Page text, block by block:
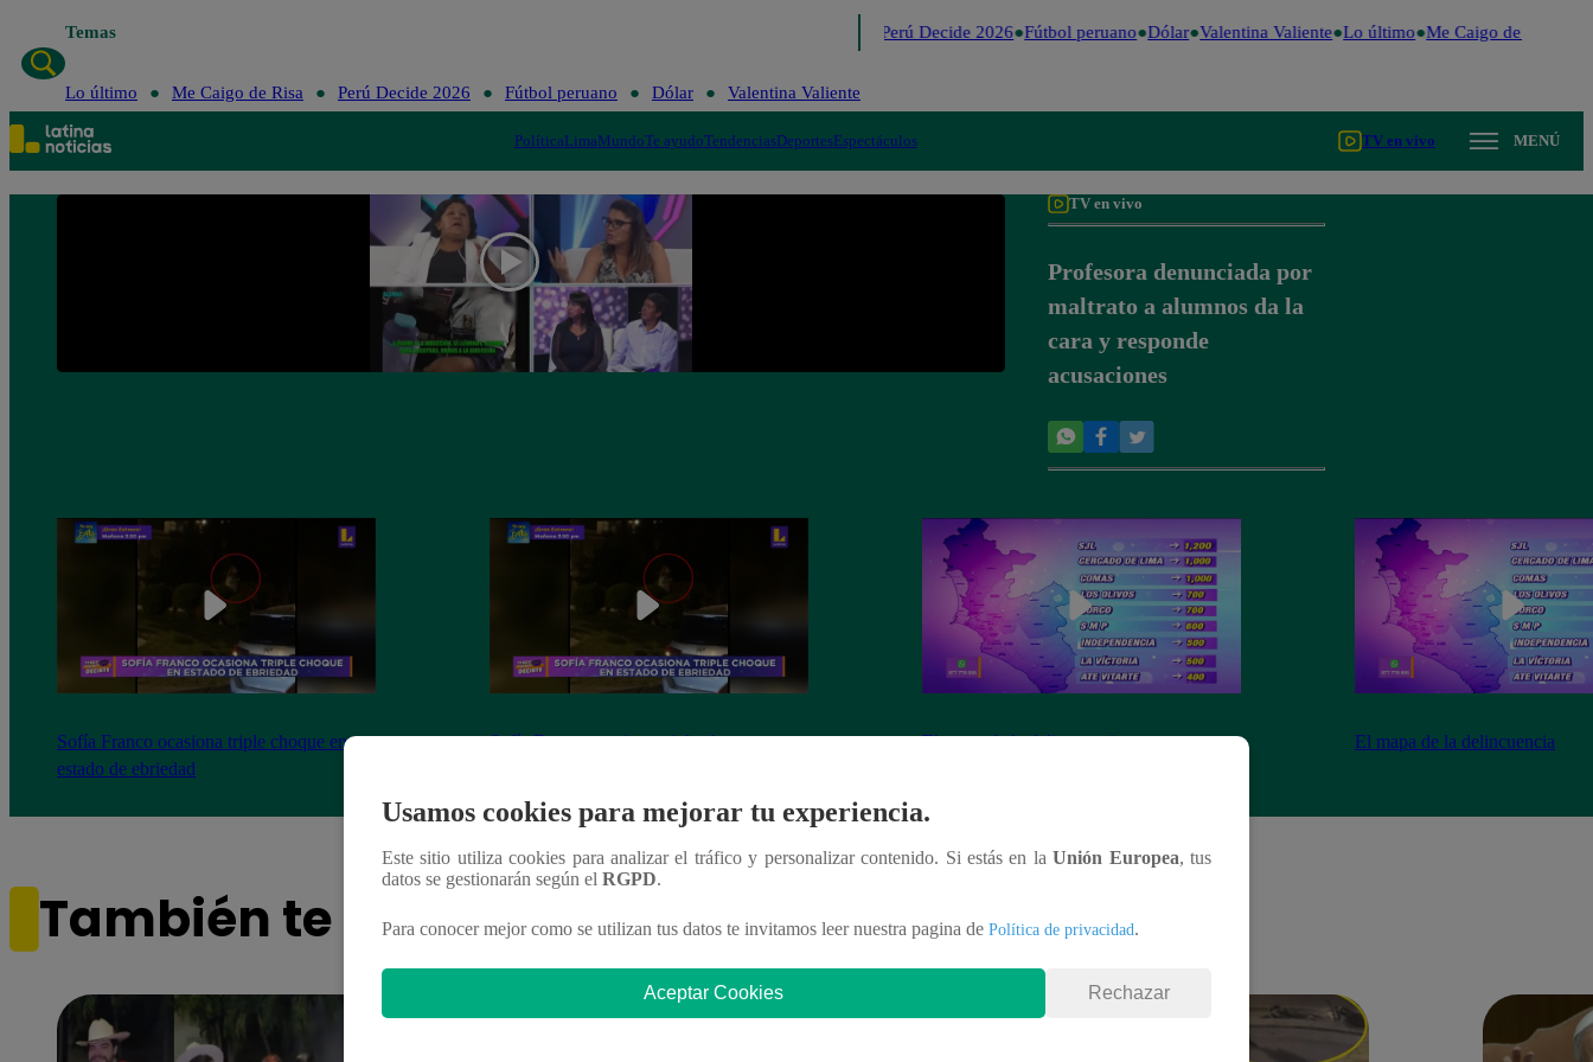
Temas Perú Decide 2026 Fútbol peruano Dólar Valentina Valiente Lo último Me Caigo de Risa
Lo último Me Caigo de Risa Perú Decide 2026 Fútbol peruano Dólar Valentina Valiente
PolíticaLimaMundoTe ayudoTendenciasDeportesEspectáculos TV en vivo MENÚ
TV en vivo
Profesora denunciada por
maltrato a alumnos da la
cara y responde
acusaciones
Sofía Franco ocasiona triple choque en
estado de ebriedad
Sofía Franco ocasiona triple choque en
El mapa de la delincuencia El mapa de la delincuencia
También te puede interesar
Usamos cookies para mejorar tu experiencia.
Este sitio utiliza cookies para analizar el tráfico y personalizar contenido. Si estás en laUnión Europea, tus
datos se gestionarán según el RGPD.
Para conocer mejor como se utilizan tus datos te invitamos leer nuestra pagina de Política de privacidad.
Aceptar Cookies Rechazar